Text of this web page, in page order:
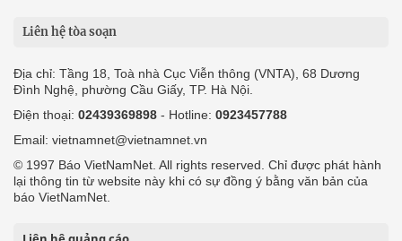
Liên hệ tòa soạn
Địa chỉ: Tầng 18, Toà nhà Cục Viễn thông (VNTA), 68 Dương
Đình Nghệ, phường Cầu Giấy, TP. Hà Nội.
Điện thoại: 02439369898 - Hotline: 0923457788
Email: vietnamnet@vietnamnet.vn
© 1997 Báo VietNamNet. All rights reserved. Chỉ được phát hành
lại thông tin từ website này khi có sự đồng ý bằng văn bản của
báo VietNamNet.